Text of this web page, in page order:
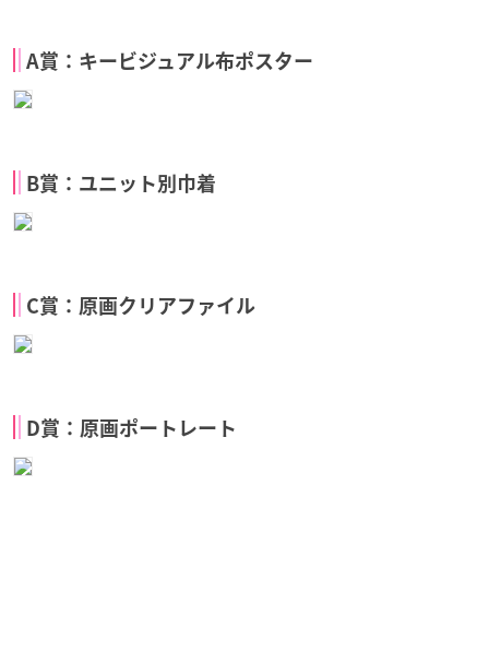
A賞：キービジュアル布ポスター
B賞：ユニット別巾着
C賞：原画クリアファイル
D賞：原画ポートレート